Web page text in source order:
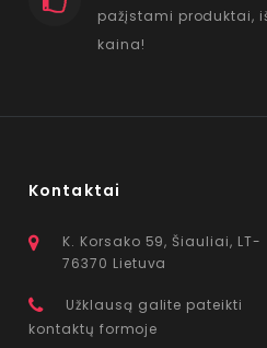
pažįstami produktai,
kaina!
Kontaktai
K. Korsako 59, Šiauliai, LT-
76370 Lietuva
Užklausą galite pateikti
kontaktų formoje